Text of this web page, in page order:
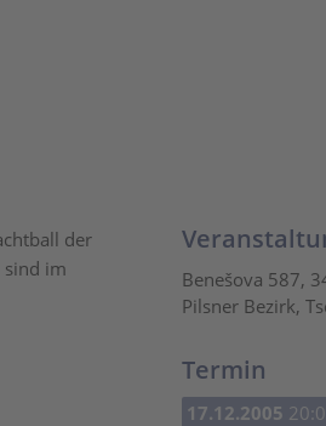
der
sind im
Benešova 587,
Pilsner Bezirk,
Termin
17.12.2005